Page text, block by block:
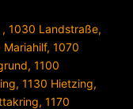
, 1030 Landstraße,
Mariahilf, 1070
, 1100
, 1130 Hietzing,
, 1170